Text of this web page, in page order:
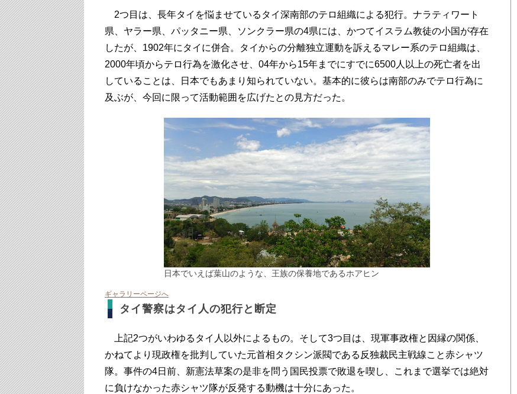
2つ目は、長年タイを悩ませているタイ深南部のテロ組織による犯行。ナラティワート
県、ヤラー県、パッタニー県、ソンクラー県の4県には、かつてイスラム教徒の小国が存在
したが、1902年にタイに併合。タイからの分離独立運動を訴えるマレー系のテロ組織は、
2000年頃からテロ行為を激化させ、04年から15年までにすでに6500人以上の死亡者を出
していることは、日本でもあまり知られていない。基本的に彼らは南部のみでテロ行為に
及ぶが、今回に限って活動範囲を広げたとの見方だった。
日本でいえば葉山のような、王族の保養地であるホアヒン
ギャラリーページへ
タイ警察はタイ人の犯行と断定
上記2つがいわゆるタイ人以外によるもの。そして3つ目は、現軍事政権と因縁の関係、
かねてより現政権を批判していた元首相タクシン派閥である反独裁民主戦線こと赤シャツ
隊。事件の4日前、新憲法草案の是非を問う国民投票で敗退を喫し、これまで選挙では絶対
に負けなかった赤シャツ隊が反発する動機は十分にあった。